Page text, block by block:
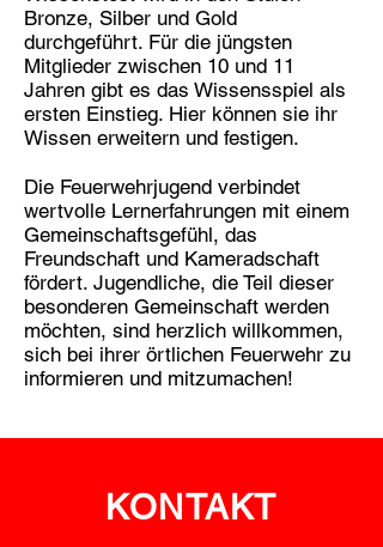
Bronze, Silber und Gold
durchgeführt. Für die jüngsten
Mitglieder zwischen 10 und 11
Jahren gibt es das Wissensspiel als
ersten Einstieg. Hier können sie ihr
Wissen erweitern und festigen.
Die Feuerwehrjugend verbindet
wertvolle Lernerfahrungen mit einem
Gemeinschaftsgefühl, das
Freundschaft und Kameradschaft
fördert. Jugendliche, die Teil dieser
besonderen Gemeinschaft werden
möchten, sind herzlich willkommen,
sich bei ihrer örtlichen Feuerwehr zu
informieren und mitzumachen!
KONTAKT